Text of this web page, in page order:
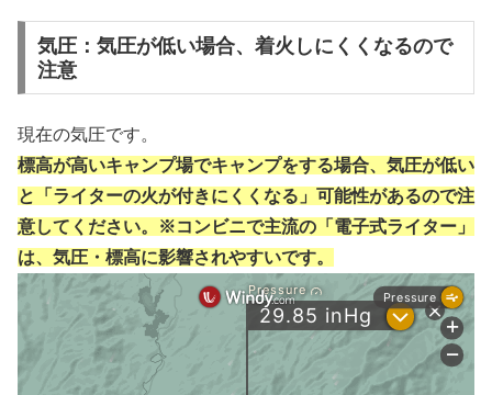
気圧：気圧が低い場合、着火しにくくなるので
注意
現在の気圧です。
標高が高いキャンプ場でキャンプをする場合、気圧が低い
と「ライターの火が付きにくくなる」可能性があるので注
意してください。※コンビニで主流の「電子式ライター」
は、気圧・標高に影響されやすいです。